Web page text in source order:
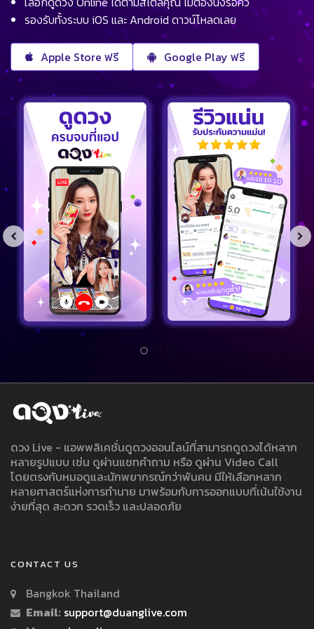
รองรับทั้งระบบ iOS และ Android ดาวน์โหลดเลย
Apple Store ฟรี Google Play ฟรี
ดวง Live - แอพพลิเคชั่นดูดวงออนไลน์ที่สามารถดูดวงได้หลาก
หลายรูปแบบ เช่น ดูผ่านแชทคำถาม หรือ ดูผ่าน Video Call
โดยตรงกับหมอดูและนักพยากรณ์กว่าพันคน มีให้เลือกหลาก
หลายศาสตร์แห่งการทำนาย มาพร้อมกับการออกแบบที่เน้นใช้งาน
ง่ายที่สุด สะดวก รวดเร็ว และปลอดภัย
CONTACT US
Bangkok Thailand
Email: support@duanglive.com